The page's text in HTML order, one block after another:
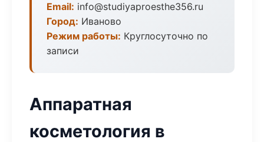
Email: info@studiyaproesthe356.ru
Город: Иваново
Режим работы: Круглосуточно по
записи
Аппаратная
косметология в